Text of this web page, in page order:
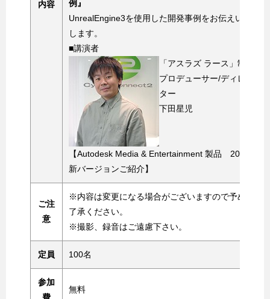
内容
例』
UnrealEngine3を使用した開発事例をお伝えいた
します。
■講演者
「アスラズ ラース」制作
プロデューサー/ディレク
ター
下田星児
【Autodesk Media & Entertainment 製品 2013最
新バージョンご紹介】
ご注
意
※内容は変更になる場合がございますので予めご
了承ください。
※撮影、録音はご遠慮下さい。
定員 100名
参加
無料